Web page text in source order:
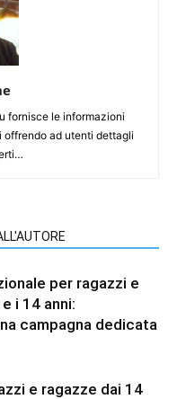
fornisce le informazioni
offrendo ad utenti dettagli
per ragazzi e
i 14 anni:
campagna dedicata
e ragazze dai 14